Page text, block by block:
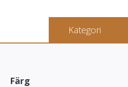
Kategori
Färg